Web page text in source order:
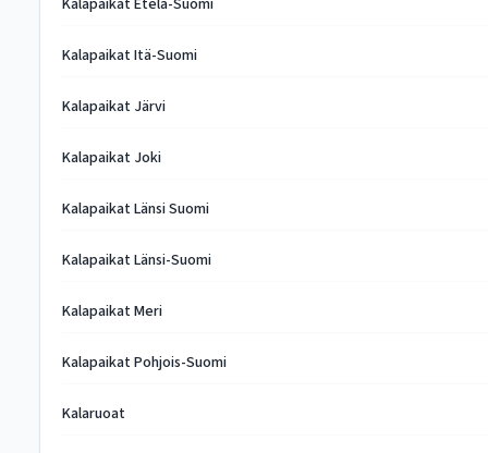
Kalapaikat Etelä-Suomi
Kalapaikat Itä-Suomi
Kalapaikat Järvi
Kalapaikat Joki
Kalapaikat Länsi Suomi
Kalapaikat Länsi-Suomi
Kalapaikat Meri
Kalapaikat Pohjois-Suomi
Kalaruoat